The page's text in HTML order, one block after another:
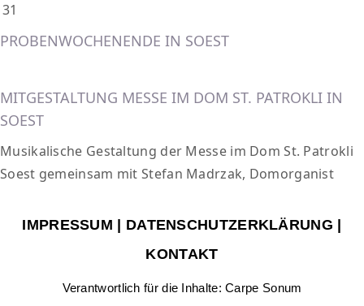
31
PROBENWOCHENENDE IN SOEST
MITGESTALTUNG MESSE IM DOM ST. PATROKLI IN
SOEST
Musikalische Gestaltung der Messe im Dom St. Patrokli
Soest gemeinsam mit Stefan Madrzak, Domorganist
IMPRESSUM DATENSCHUTZERKLÄRUNG
KONTAKT
Verantwortlich für die Inhalte: Carpe Sonum